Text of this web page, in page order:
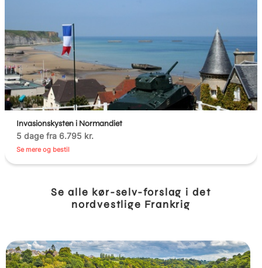
Invasionskysten i Normandiet
5 dage fra 6.795 kr.
Se mere og bestil
Se alle kør-selv-forslag i det
nordvestlige Frankrig